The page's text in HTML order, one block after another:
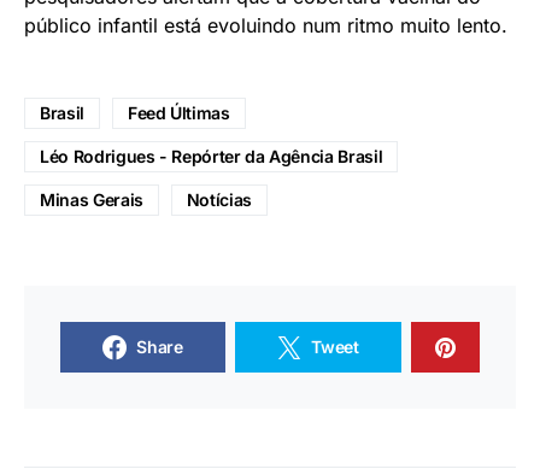
público infantil está evoluindo num ritmo muito lento.
Brasil Feed Últimas
Léo Rodrigues - Repórter da Agência Brasil
Minas Gerais Notícias
Share Tweet